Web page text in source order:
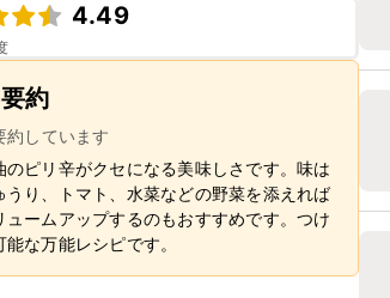
4.49
約
約しています
ピリ辛がクセになる美味しさです。味は
り、トマト、水菜などの野菜を添えれば
ームアップするのもおすすめです。つけ
な万能レシピです。